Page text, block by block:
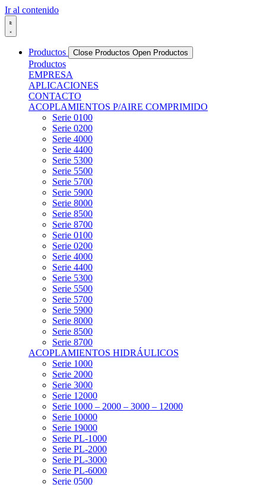
Ir al contenido
Productos Close Productos Open Productos
Productos
EMPRESA
APLICACIONES
CONTACTO
ACOPLAMIENTOS P/AIRE COMPRIMIDO
Serie 0100
Serie 0200
Serie 4000
Serie 4400
Serie 5300
Serie 5500
Serie 5700
Serie 5900
Serie 8000
Serie 8500
Serie 8700
Serie 0100
Serie 0200
Serie 4000
Serie 4400
Serie 5300
Serie 5500
Serie 5700
Serie 5900
Serie 8000
Serie 8500
Serie 8700
ACOPLAMIENTOS HIDRÁULICOS
Serie 1000
Serie 2000
Serie 3000
Serie 12000
Serie 1000 – 2000 – 3000 – 12000
Serie 10000
Serie 19000
Serie PL-1000
Serie PL-2000
Serie PL-3000
Serie PL-6000
Serie 0500